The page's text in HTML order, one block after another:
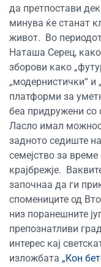
да претпостави
минува ќе станат
живот. Во
Наташа Серец,
зборови како
„модернистички“
платформи за
беа придружени со
Ласло имал
задното седиште
семејство за
крајбрежје.
започнаа да ги
спомениците од
низ поранешните
препознатливи
интерес кај
изложбата „Кон